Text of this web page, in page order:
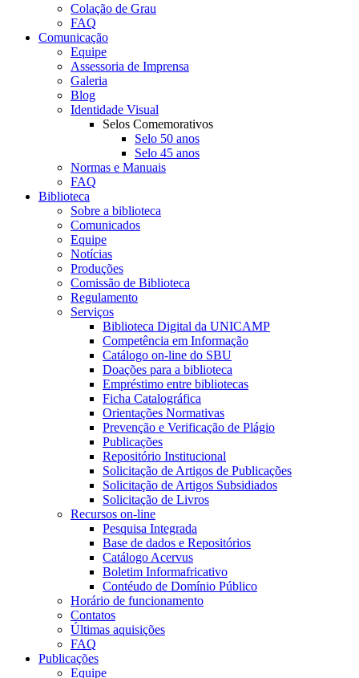
Colação de Grau
FAQ
Comunicação
Equipe
Assessoria de Imprensa
Galeria
Blog
Identidade Visual
Selos Comemorativos
Selo 50 anos
Selo 45 anos
Normas e Manuais
FAQ
Biblioteca
Sobre a biblioteca
Comunicados
Equipe
Notícias
Produções
Comissão de Biblioteca
Regulamento
Serviços
Biblioteca Digital da UNICAMP
Competência em Informação
Catálogo on-line do SBU
Doações para a biblioteca
Empréstimo entre bibliotecas
Ficha Catalográfica
Orientações Normativas
Prevenção e Verificação de Plágio
Publicações
Repositório Institucional
Solicitação de Artigos de Publicações
Solicitação de Artigos Subsidiados
Solicitação de Livros
Recursos on-line
Pesquisa Integrada
Base de dados e Repositórios
Catálogo Acervus
Boletim Informafricativo
Contéudo de Domínio Público
Horário de funcionamento
Contatos
Últimas aquisições
FAQ
Publicações
Equipe